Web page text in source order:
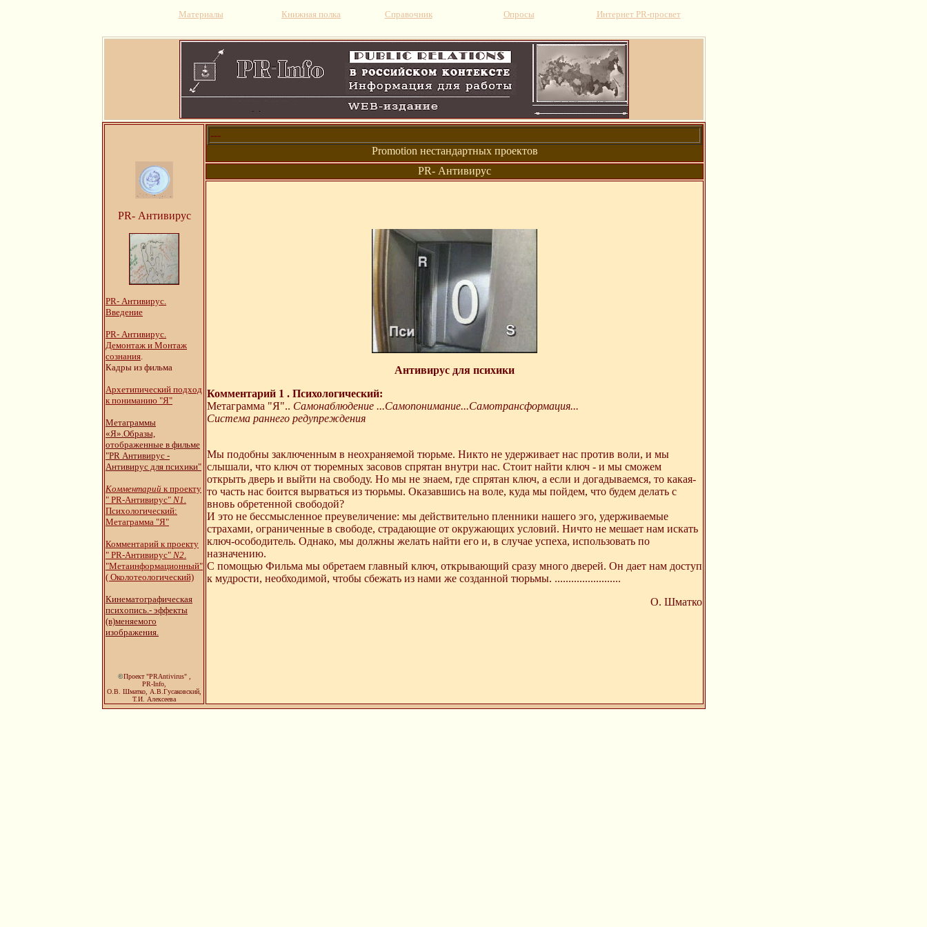
Материалы Книжная полка Справочник Опросы Интернет PR-просвет
PR- Антивирус
PR- Антивирус.
Введение
PR- Антивирус.
Демонтаж и Монтаж
сознания.
Кадры из фильма
Архетипический подход
к пониманию "Я"
Метаграммы
«Я».Образы,
отображенные в фильме
"PR Антивирус -
Антивирус для психики"
Комментарий к проекту
" PR-Антивирус" N1.
Психологический:
Метаграмма "Я"
Комментарий к проекту
" PR-Антивирус" N2.
"Метаинформационный"
( Околотеологический)
Кинематографическая
психопись.- эффекты
(в)меняемого
изображения.
©Проект "PRAntivirus" ,
PR-Info,
О.В. Шматко, А.В.Гусаковский,
Т.И. Алексеева
---
Promotion нестандартных проектов
PR- Антивирус
Антивирус для психики
Комментарий 1 . Психологический:
Метаграмма "Я".. Самонаблюдение ...Самопонимание...Самотрансформация...
Система раннего редупреждения
Мы подобны заключенным в неохраняемой тюрьме. Никто не удерживает нас против воли, и мы
слышали, что ключ от тюремных засовов спрятан внутри нас. Стоит найти ключ - и мы сможем
открыть дверь и выйти на свободу. Но мы не знаем, где спрятан ключ, а если и догадываемся, то какая-
то часть нас боится вырваться из тюрьмы. Оказавшись на воле, куда мы пойдем, что будем делать с
вновь обретенной свободой?
И это не бессмысленное преувеличение: мы действительно пленники нашего эго, удерживаемые
страхами, ограниченные в свободе, страдающие от окружающих условий. Ничто не мешает нам искать
ключ-осободитель. Однако, мы должны желать найти его и, в случае успеха, использовать по
назначению.
С помощью Фильма мы обретаем главный ключ, открывающий сразу много дверей. Он дает нам доступ
к мудрости, необходимой, чтобы сбежать из нами же созданной тюрьмы. ........................
О. Шматко